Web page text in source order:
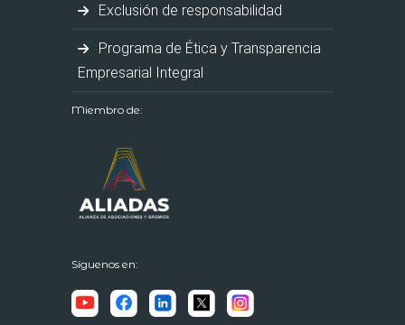
Exclusión de responsabilidad
Programa de Ética y Transparencia
Empresarial Integral
Miembro de:
Síguenos en: